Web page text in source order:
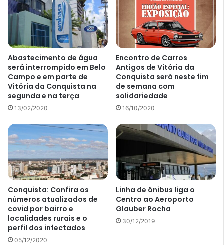
Abastecimento de água
será interrompido em Belo
Campo e em parte de
Vitória da Conquista na
segunda e na terça
13/02/2020
Encontro de Carros
Antigos de Vitória da
Conquista será neste fim
de semana com
solidariedade
16/10/2020
Conquista: Confira os
números atualizados de
covid por bairro e
localidades rurais e o
perfil dos infectados
05/12/2020
Linha de ônibus liga o
Centro ao Aeroporto
Glauber Rocha
30/12/2019